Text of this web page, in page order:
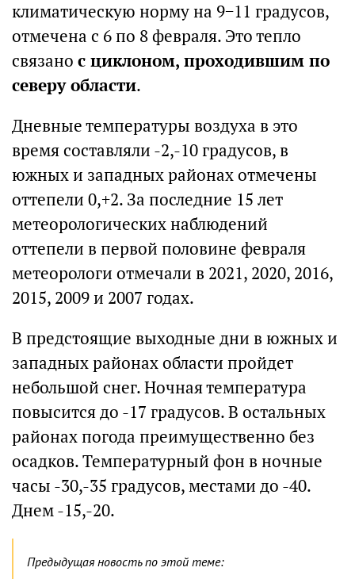
климатическую норму на 9−11 градусов,
отмечена с 6 по 8 февраля. Это тепло
связано с циклоном, проходившим по
северу области.
Дневные температуры воздуха в это
время составляли -2,-10 градусов, в
южных и западных районах отмечены
оттепели 0,+2. За последние 15 лет
метеорологических наблюдений
оттепели в первой половине февраля
метеорологи отмечали в 2021, 2020, 2016,
2015, 2009 и 2007 годах.
В предстоящие выходные дни в южных и
западных районах области пройдет
небольшой снег. Ночная температура
повысится до -17 градусов. В остальных
районах погода преимущественно без
осадков. Температурный фон в ночные
часы -30,-35 градусов, местами до -40.
Днем -15,-20.
Предыдущая новость по этой теме: